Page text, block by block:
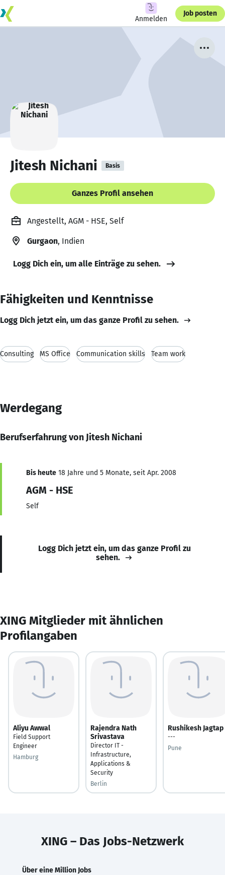
Anmelden
Job posten
Jitesh Nichani Basis
Ganzes Profil ansehen
Angestellt, AGM - HSE, Self
Gurgaon, Indien
Logg Dich ein, um alle Einträge zu sehen.
Fähigkeiten und Kenntnisse
Logg Dich jetzt ein, um das ganze Profil zu sehen.
Consulting MS Office Communication skills Team work
Werdegang
Berufserfahrung von Jitesh Nichani
Bis heute 18 Jahre und 5 Monate, seit Apr. 2008
AGM - HSE
Self
Logg Dich jetzt ein, um das ganze Profil zu
sehen.
XING Mitglieder mit ähnlichen
Profilangaben
Aliyu Awwal
Field Support
Engineer
Hamburg
Rajendra Nath
Srivastava
Director IT -
Infrastructure,
Applications &
Security
Berlin
Rushikesh Jagtap
---
Pune
XING – Das Jobs-Netzwerk
Über eine Million Jobs